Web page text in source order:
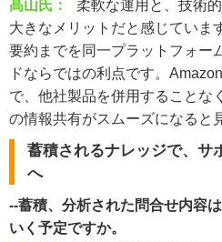
髙山氏：
柔軟な運用と、技術
大きなメリットだと感じていま
要約までを同一プラットフォー
ドならではの利点です。
で、他社製品を併用することな
の情報共有がスムーズになると
蓄積されるナレッジで、サ
へ
--蓄積、分析された問合せ内容
いく予定ですか。